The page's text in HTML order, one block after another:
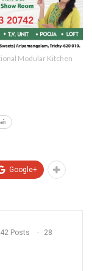
Modular Kitchen
Google+
Posts 28